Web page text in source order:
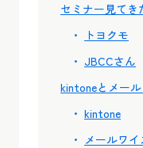
セミナー見てき
トヨクモ
JBCCさん
kintoneとメー
kintone
メールワイ